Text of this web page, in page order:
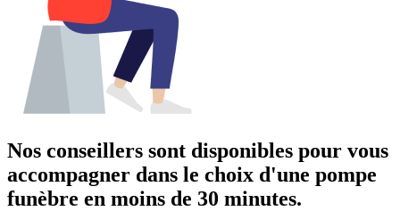
Nos conseillers sont disponibles pour vous
accompagner dans le choix d'une pompe
funèbre en moins de 30 minutes.